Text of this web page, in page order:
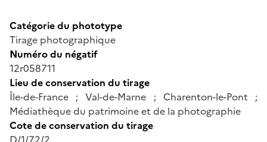
Catégorie du phototype
Tirage photographique
Numéro du négatif
12r058711
Lieu de conservation du tirage
Île-de-France ; Val-de-Marne ; Charenton-le-Pont ;
Médiathèque du patrimoine et de la photographie
Cote de conservation du tirage